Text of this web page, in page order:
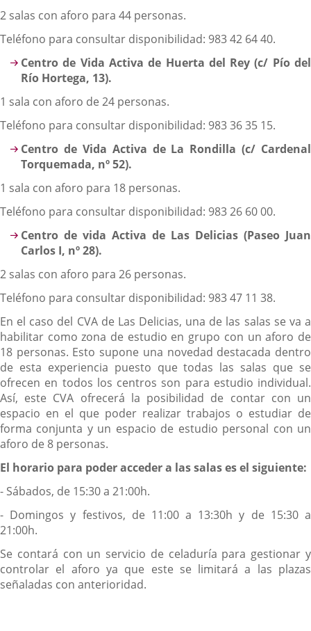
2 salas con aforo para 44 personas.
Teléfono para consultar disponibilidad: 983 42 64 40.
Centro de Vida Activa de Huerta del Rey (c/ Pío del
Río Hortega, 13).
1 sala con aforo de 24 personas.
Teléfono para consultar disponibilidad: 983 36 35 15.
Centro de Vida Activa de La Rondilla (c/ Cardenal
Torquemada, nº 52).
1 sala con aforo para 18 personas.
Teléfono para consultar disponibilidad: 983 26 60 00.
Centro de vida Activa de Las Delicias (Paseo Juan
Carlos I, nº 28).
2 salas con aforo para 26 personas.
Teléfono para consultar disponibilidad: 983 47 11 38.
En el caso del CVA de Las Delicias, una de las salas se va a
habilitar como zona de estudio en grupo con un aforo de
18 personas. Esto supone una novedad destacada dentro
de esta experiencia puesto que todas las salas que se
ofrecen en todos los centros son para estudio individual.
Así, este CVA ofrecerá la posibilidad de contar con un
espacio en el que poder realizar trabajos o estudiar de
forma conjunta y un espacio de estudio personal con un
aforo de 8 personas.
El horario para poder acceder a las salas es el siguiente:
- Sábados, de 15:30 a 21:00h.
- Domingos y festivos, de 11:00 a 13:30h y de 15:30 a
21:00h.
Se contará con un servicio de celaduría para gestionar y
controlar el aforo ya que este se limitará a las plazas
señaladas con anterioridad.